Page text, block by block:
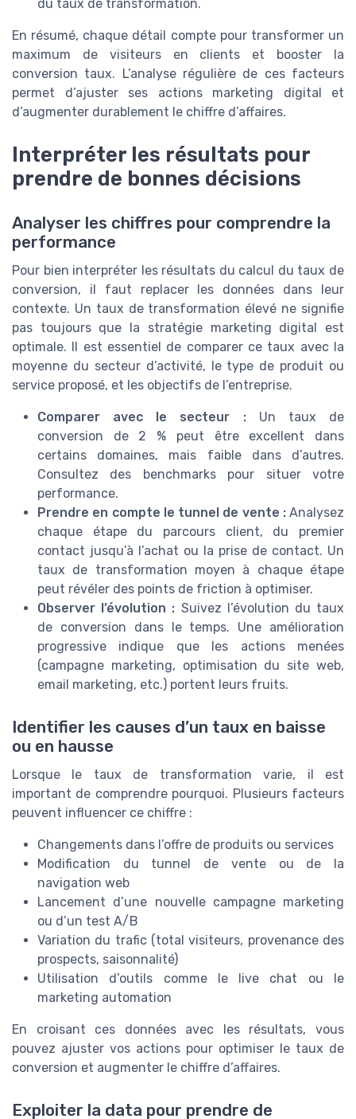
du taux de transformation.
En résumé, chaque détail compte pour transformer un
maximum de visiteurs en clients et booster la
conversion taux. L’analyse régulière de ces facteurs
permet d’ajuster ses actions marketing digital et
d’augmenter durablement le chiffre d’affaires.
Interpréter les résultats pour
prendre de bonnes décisions
Analyser les chiffres pour comprendre la
performance
Pour bien interpréter les résultats du calcul du taux de
conversion, il faut replacer les données dans leur
contexte. Un taux de transformation élevé ne signifie
pas toujours que la stratégie marketing digital est
optimale. Il est essentiel de comparer ce taux avec la
moyenne du secteur d’activité, le type de produit ou
service proposé, et les objectifs de l’entreprise.
Comparer avec le secteur :Un taux de
conversion de 2 % peut être excellent dans
certains domaines, mais faible dans d’autres.
Consultez des benchmarks pour situer votre
performance.
Prendre en compte le tunnel de vente :Analysez
chaque étape du parcours client, du premier
contact jusqu’à l’achat ou la prise de contact. Un
taux de transformation moyen à chaque étape
peut révéler des points de friction à optimiser.
Observer l’évolution : Suivez l’évolution du taux
de conversion dans le temps. Une amélioration
progressive indique que les actions menées
(campagne marketing, optimisation du site web,
email marketing, etc.) portent leurs fruits.
Identifier les causes d’un taux en baisse
ou en hausse
Lorsque le taux de transformation varie, il est
important de comprendre pourquoi. Plusieurs facteurs
peuvent influencer ce chiffre :
Changements dans l’offre de produits ou services
Modification du tunnel de vente ou de la
navigation web
Lancement d’une nouvelle campagne marketing
ou d’un test A/B
Variation du trafic (total visiteurs, provenance des
prospects, saisonnalité)
Utilisation d’outils comme le live chat ou le
marketing automation
En croisant ces données avec les résultats, vous
pouvez ajuster vos actions pour optimiser le taux de
conversion et augmenter le chiffre d’affaires.
Exploiter la data pour prendre de